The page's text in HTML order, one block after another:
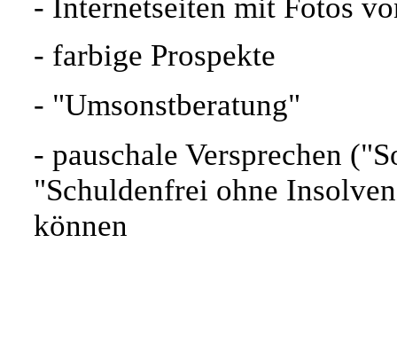
- Internetseiten mit Fotos
- farbige Prospekte
- "Umsonstberatung"
- pauschale Versprechen
"Schuldenfrei ohne
können